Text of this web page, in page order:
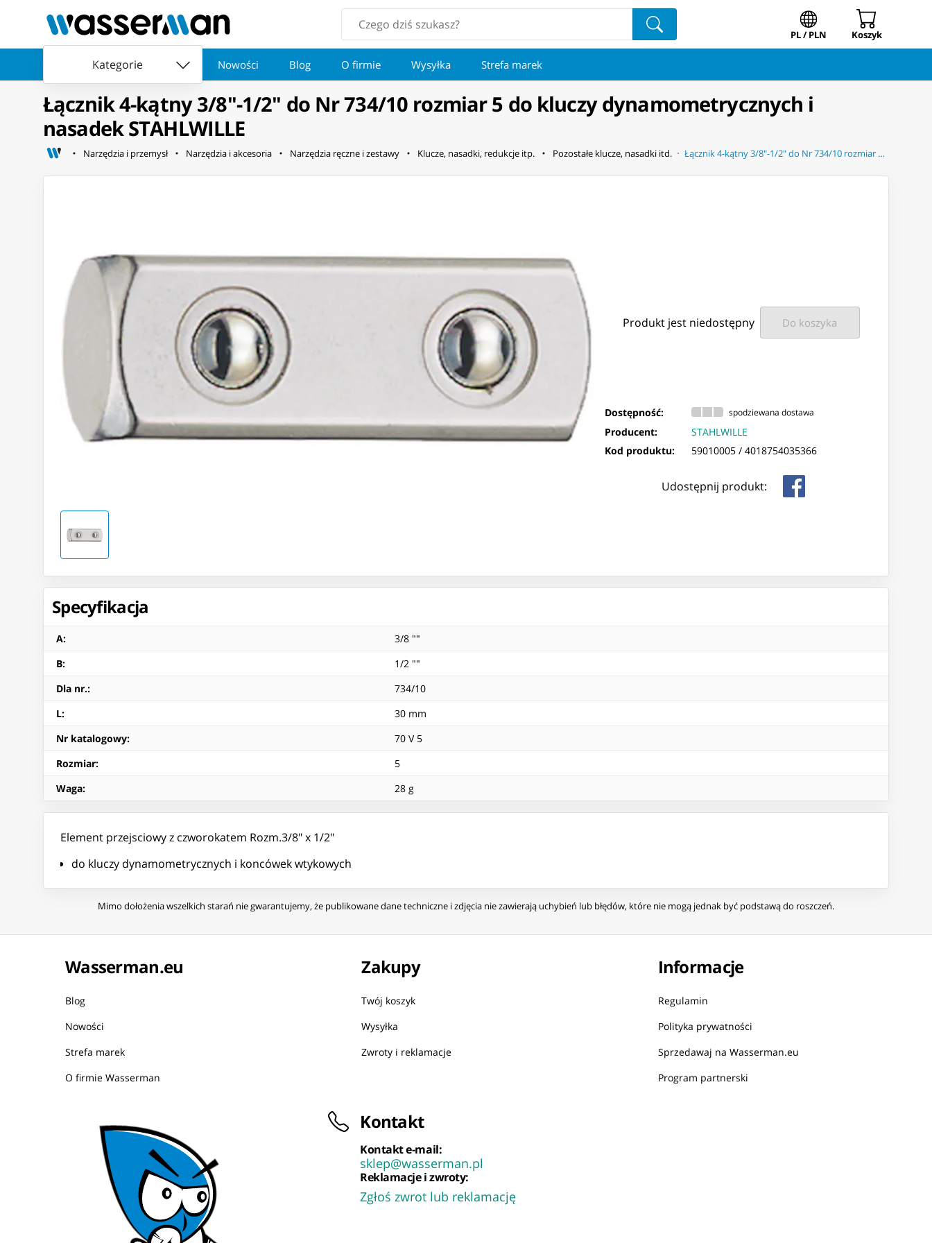
PL / PLN Koszyk
Kategorie Nowości Blog O firmie Wysyłka Strefa marek
Łącznik 4-kątny 3/8"-1/2" do Nr 734/10 rozmiar 5 do kluczy dynamometrycznych i
nasadek STAHLWILLE
Narzędzia i przemysł Narzędzia i akcesoria Narzędzia ręczne i zestawy Klucze, nasadki, redukcje itp. Pozostałe klucze, nasadki itd. Łącznik 4-kątny 3/8"-1/2" do Nr 734/10 rozmiar 5 do kluczy dynamometrycznych i nasadek STAHLWILLE
Produkt jest niedostępny Do koszyka
Dostępność: spodziewana dostawa
Producent:
STAHLWILLE
Kod produktu:
59010005 /4018754035366
Udostępnij produkt:
Specyfikacja
A:
3/8 ""
B:
1/2 ""
Dla nr.:
734/10
L:
30 mm
Nr katalogowy:
70 V 5
Rozmiar:
5
Waga: 28 g
Element przejsciowy z czworokatem Rozm.3/8" x 1/2"
do kluczy dynamometrycznych i koncówek wtykowych
Mimo dołożenia wszelkich starań nie gwarantujemy, że publikowane dane techniczne i zdjęcia nie zawierają uchybień lub błędów, które nie mogą jednak być podstawą do roszczeń.
Wasserman.eu
Blog
Nowości
Strefa marek
O firmie Wasserman
Zakupy
Twój koszyk
Wysyłka
Zwroty i reklamacje
Informacje
Regulamin
Polityka prywatności
Sprzedawaj na Wasserman.eu
Program partnerski
Kontakt
Kontakt e-mail:
sklep@wasserman.pl
Reklamacje i zwroty:
Zgłoś zwrot lub reklamację